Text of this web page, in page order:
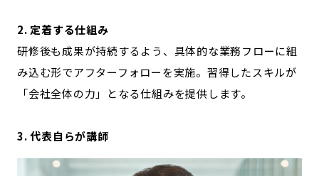
2. 定着する仕組み
研修後も成果が持続するよう、具体的な業務フローに組
み込む形でアフターフォローを実施。習得したスキルが
「会社全体の力」となる仕組みを提供します。
3. 代表自らが講師